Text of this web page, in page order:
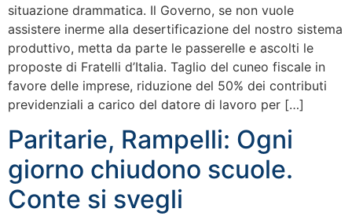
situazione drammatica. Il Governo, se non vuole
assistere inerme alla desertificazione del nostro sistema
produttivo, metta da parte le passerelle e ascolti le
proposte di Fratelli d’Italia. Taglio del cuneo fiscale in
favore delle imprese, riduzione del 50% dei contributi
previdenziali a carico del datore di lavoro per […]
Paritarie, Rampelli: Ogni
giorno chiudono scuole.
Conte si svegli